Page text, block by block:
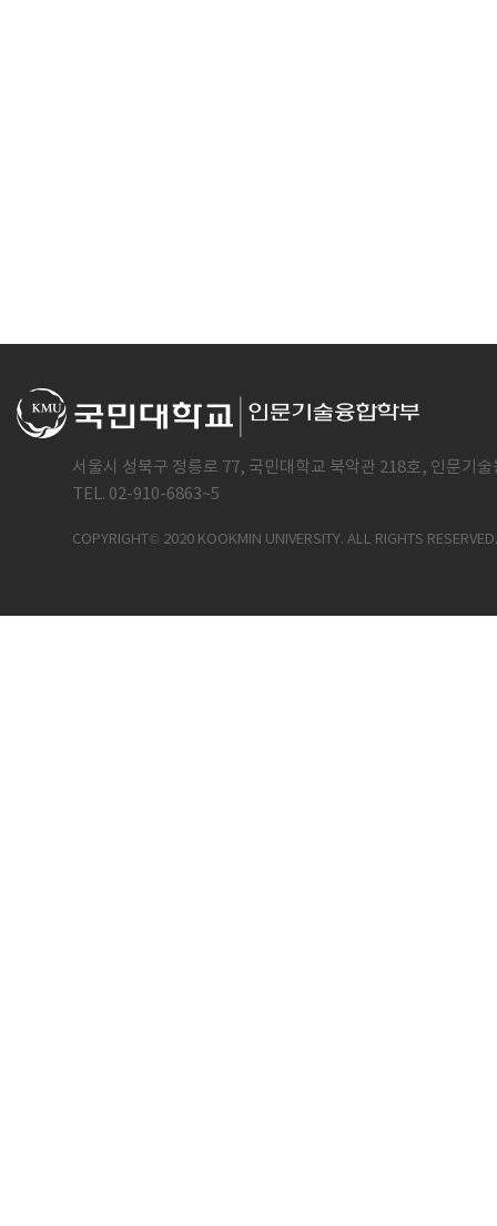
서울시 성북구 정릉로 77, 국민대학교 북악관 218호, 인문기
TEL. 02-910-6863~5
COPYRIGHT© 2020 KOOKMIN UNIVERSITY. ALL RIGHTS RESERVED.